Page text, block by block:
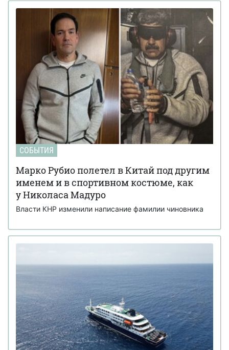
СОБЫТИЯ
Марко Рубио полетел в Китай под другим
именем и в спортивном костюме, как
у Николаса Мадуро
Власти КНР изменили написание фамилии чиновника